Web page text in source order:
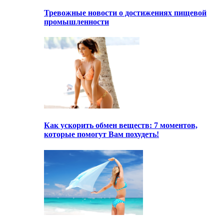
Тревожные новости о достижениях пищевой
промышленности
Как ускорить обмен веществ: 7 моментов,
которые помогут Вам похудеть!